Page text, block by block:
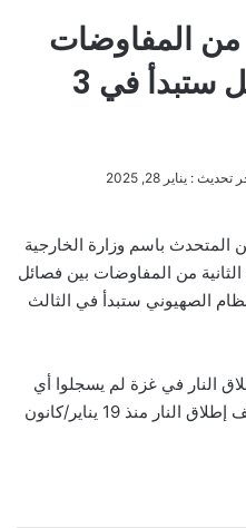
من المفاوضات
بين حماس وإسرائيل ستبدأ في 3
تحديث : يناير 28, 2025
المتحدث باسم وزارة الخارجية
من المفاوضات بين فصائل
الصهيوني ستبدأ في الثالث
النار في غزة لم يسجلوا أي
خروقات خطيرة في تنفيذ اتفاق وقف إطلاق النار منذ 19 يناير/كانون